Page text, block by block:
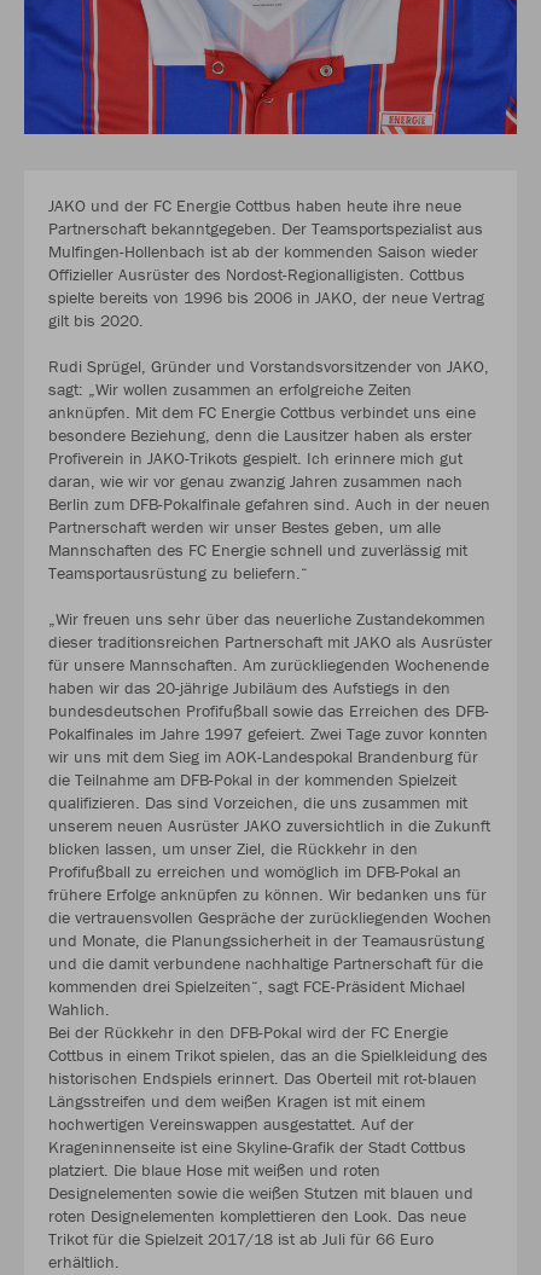
JAKO und der FC Energie Cottbus haben heute ihre neue
Partnerschaft bekanntgegeben. Der Teamsportspezialist aus
Mulfingen-Hollenbach ist ab der kommenden Saison wieder
Offizieller Ausrüster des Nordost-Regionalligisten. Cottbus
spielte bereits von 1996 bis 2006 in JAKO, der neue Vertrag
gilt bis 2020.
Rudi Sprügel, Gründer und Vorstandsvorsitzender von JAKO,
sagt: „Wir wollen zusammen an erfolgreiche Zeiten
anknüpfen. Mit dem FC Energie Cottbus verbindet uns eine
besondere Beziehung, denn die Lausitzer haben als erster
Profiverein in JAKO-Trikots gespielt. Ich erinnere mich gut
daran, wie wir vor genau zwanzig Jahren zusammen nach
Berlin zum DFB-Pokalfinale gefahren sind. Auch in der neuen
Partnerschaft werden wir unser Bestes geben, um alle
Mannschaften des FC Energie schnell und zuverlässig mit
Teamsportausrüstung zu beliefern.“
„Wir freuen uns sehr über das neuerliche Zustandekommen
dieser traditionsreichen Partnerschaft mit JAKO als Ausrüster
für unsere Mannschaften. Am zurückliegenden Wochenende
haben wir das 20-jährige Jubiläum des Aufstiegs in den
bundesdeutschen Profifußball sowie das Erreichen des DFB-
Pokalfinales im Jahre 1997 gefeiert. Zwei Tage zuvor konnten
wir uns mit dem Sieg im AOK-Landespokal Brandenburg für
die Teilnahme am DFB-Pokal in der kommenden Spielzeit
qualifizieren. Das sind Vorzeichen, die uns zusammen mit
unserem neuen Ausrüster JAKO zuversichtlich in die Zukunft
blicken lassen, um unser Ziel, die Rückkehr in den
Profifußball zu erreichen und womöglich im DFB-Pokal an
frühere Erfolge anknüpfen zu können. Wir bedanken uns für
die vertrauensvollen Gespräche der zurückliegenden Wochen
und Monate, die Planungssicherheit in der Teamausrüstung
und die damit verbundene nachhaltige Partnerschaft für die
kommenden drei Spielzeiten“, sagt FCE-Präsident Michael
Wahlich.
Bei der Rückkehr in den DFB-Pokal wird der FC Energie
Cottbus in einem Trikot spielen, das an die Spielkleidung des
historischen Endspiels erinnert. Das Oberteil mit rot-blauen
Längsstreifen und dem weißen Kragen ist mit einem
hochwertigen Vereinswappen ausgestattet. Auf der
Krageninnenseite ist eine Skyline-Grafik der Stadt Cottbus
platziert. Die blaue Hose mit weißen und roten
Designelementen sowie die weißen Stutzen mit blauen und
roten Designelementen komplettieren den Look. Das neue
Trikot für die Spielzeit 2017/18 ist ab Juli für 66 Euro
erhältlich.